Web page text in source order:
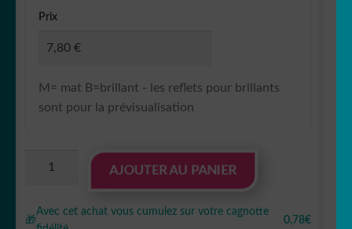
Prix
M= mat B=brillant - les reflets pour brillants
sont pour la prévisualisation
Autocollant
AJOUTER AU PANIER
🎁
Avec cet achat vous cumulez sur votre cagnotte
0,78€